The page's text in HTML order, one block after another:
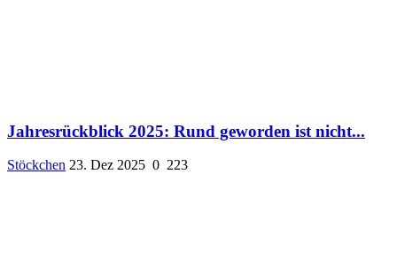
Jahresrückblick 2025: Rund geworden ist nicht...
Stöckchen 23. Dez 2025 0 223